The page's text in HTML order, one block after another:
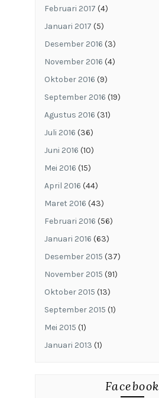
Februari 2017 (4)
Januari 2017 (5)
Desember 2016 (3)
November 2016 (4)
Oktober 2016 (9)
September 2016 (19)
Agustus 2016 (31)
Juli 2016 (36)
Juni 2016 (10)
Mei 2016 (15)
April 2016 (44)
Maret 2016 (43)
Februari 2016 (56)
Januari 2016 (63)
Desember 2015 (37)
November 2015 (91)
Oktober 2015 (13)
September 2015 (1)
Mei 2015 (1)
Januari 2013 (1)
Facebook